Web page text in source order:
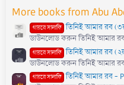
(
s
)
More books from Abu
গায়রে সালাফি তিনিই আমার রব
ডাউনলোড করুন তিনিই আমার
গায়রে সালাফি তিনিই আমার রব
ডাউনলোড করুন তিনিই আমার
গায়রে সালাফি তিনিই আমার রব -